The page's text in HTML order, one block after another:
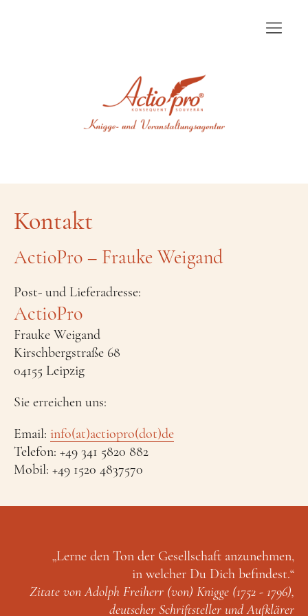
Start
Angebote
Aktuelles
Kontakt
ActioPro – Frauke Weigand
Post- und Lieferadresse:
ActioPro
Frauke Weigand
Kirschbergstraße 68
04155 Leipzig
Sie erreichen uns:
Email: info(at)actiopro(dot)de
Telefon: +49 341 5820 882
Mobil: +49 1520 4837570
„Lerne den Ton der Gesellschaft anzunehmen,
in welcher Du Dich befindest.“
Zitate von Adolph Freiherr (von) Knigge (1752 - 1796),
deutscher Schriftsteller und Aufklärer